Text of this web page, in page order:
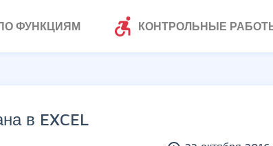
ФУНКЦИЯМ accessible_forward КОНТРОЛЬНЫЕ
в EXCEL